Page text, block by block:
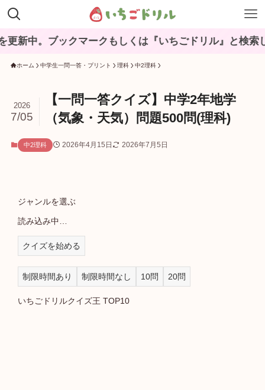
ックマークもしくは『いちごドリル』と検索してね♪
ホーム 中学生一問一答・プリント 理科 中2理科
【一問一答クイズ】中学2年地学
（気象・天気）問題500問(理科)
2026
7/05
中2理科 2026年4月15日 2026年7月5日
ジャンルを選ぶ
読み込み中…
クイズを始める
制限時間あり 制限時間なし 10問 20問
いちごドリルクイズ王 TOP10